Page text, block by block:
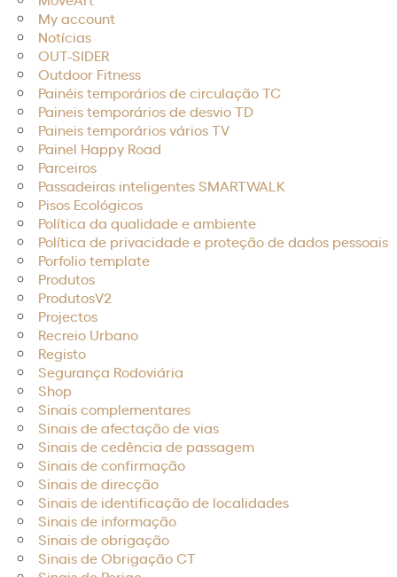
My account
Notícias
OUT-SIDER
Outdoor Fitness
Painéis temporários de circulação TC
Paineis temporários de desvio TD
Paineis temporários vários TV
Painel Happy Road
Parceiros
Passadeiras inteligentes SMARTWALK​
Pisos Ecológicos
Política da qualidade e ambiente
Política de privacidade e proteção de dados pessoais
Porfolio template
Produtos
ProdutosV2
Projectos
Recreio Urbano
Registo
Segurança Rodoviária
Shop
Sinais complementares
Sinais de afectação de vias
Sinais de cedência de passagem
Sinais de confirmação
Sinais de direcção
Sinais de identificação de localidades
Sinais de informação
Sinais de obrigação
Sinais de Obrigação CT